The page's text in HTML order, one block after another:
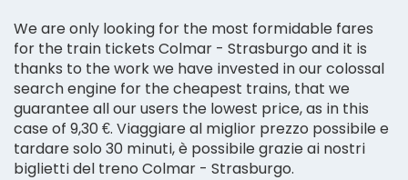
We are only looking for the most formidable fares
for the train tickets Colmar - Strasburgo and it is
thanks to the work we have invested in our colossal
search engine for the cheapest trains, that we
guarantee all our users the lowest price, as in this
case of 9,30 €. Viaggiare al miglior prezzo possibile e
tardare solo 30 minuti, è possibile grazie ai nostri
biglietti del treno Colmar - Strasburgo.